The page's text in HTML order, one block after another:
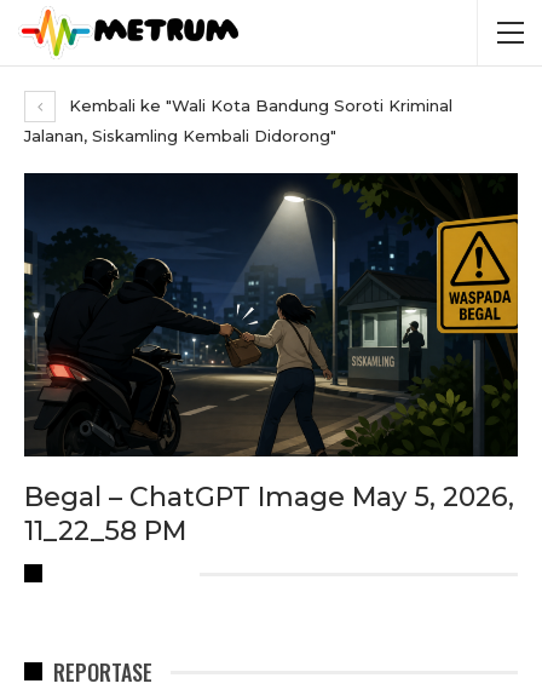
Kembali ke "Wali Kota Bandung Soroti Kriminal
Jalanan, Siskamling Kembali Didorong"
Begal – ChatGPT Image May 5, 2026,
11_22_58 PM
REPORTASE